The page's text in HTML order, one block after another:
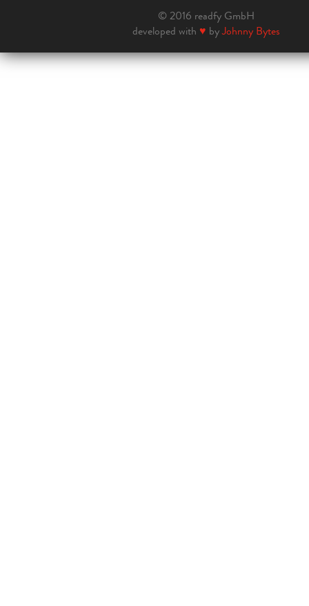
© 2016 readfy GmbH
developed with ♥ byJohnny Bytes